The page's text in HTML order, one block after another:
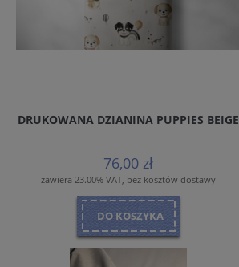
DRUKOWANA DZIANINA PUPPIES BEIGE
76,00 zł
zawiera 23.00% VAT, bez kosztów dostawy
DO KOSZYKA